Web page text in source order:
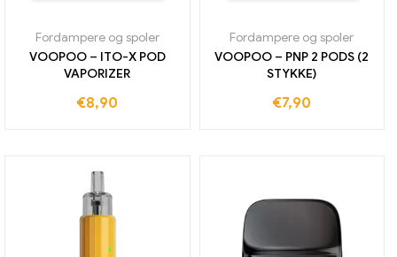
Fordampere og spoler
VOOPOO – ITO-X POD
VAPORIZER
€8,90
Fordampere og spoler
VOOPOO – PNP 2 PODS (2
STYKKE)
€7,90